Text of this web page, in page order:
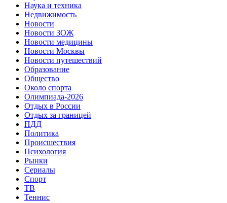
Наука и техника
Недвижимость
Новости
Новости ЗОЖ
Новости медицины
Новости Москвы
Новости путешествий
Образование
Общество
Около спорта
Олимпиада-2026
Отдых в России
Отдых за границей
ПДД
Политика
Происшествия
Психология
Рынки
Сериалы
Спорт
ТВ
Теннис